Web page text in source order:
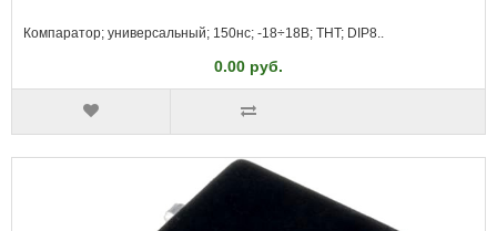
Компаратор; универсальный; 150нс; -18÷18В; THT; DIP8..
0.00 руб.